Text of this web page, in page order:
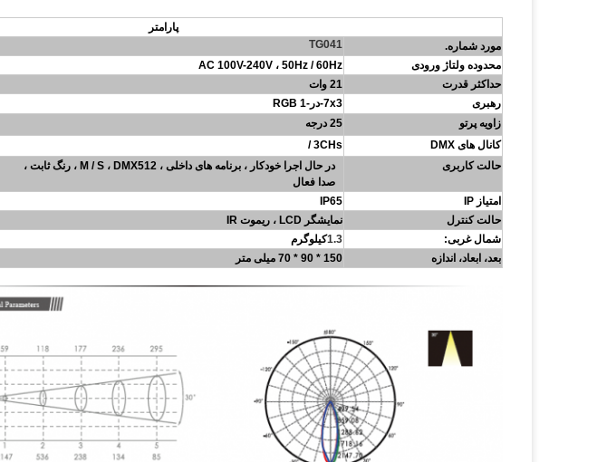
پارامتر
مورد شماره.
TG041
محدوده ولتاژ ورودی
AC 100V-240V ، 50Hz / 60Hz
حداکثر قدرت
21 وات
رهبری
7x3-در-1 RGB
زاویه پرتو
25 درجه
کانال های DMX
3CHs /
حالت کاربری
در حال اجرا خودکار ، برنامه های داخلی ، M / S ، DMX512 ، رنگ ثابت ،
صدا فعال
امتیاز IP
IP65
حالت کنترل
نمایشگر LCD ، ریموت IR
شمال غربی:
1.3کیلوگرم
بعد، ابعاد، اندازه
150 * 90 * 70 میلی متر